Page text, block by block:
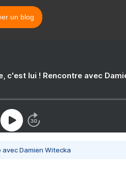
un blog
c'est lui ! Rencontre avec
Damien Witecka